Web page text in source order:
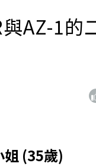
AZ-1的
(35歲)